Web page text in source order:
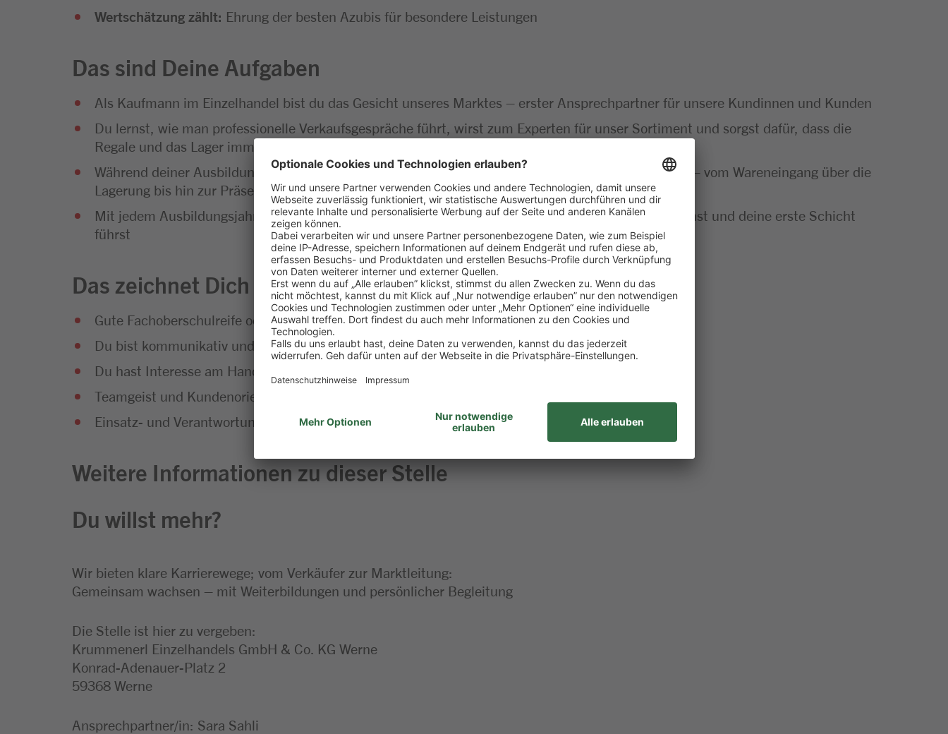
Wertschätzung zählt: Ehrung der besten Azubis für besondere Leistungen
Das sind Deine Aufgaben
Als Kaufmann im Einzelhandel bist du das Gesicht unseres Marktes – erster Ansprechpartner für unsere Kundinnen und Kunden
Du lernst, wie man professionelle Verkaufsgespräche führt, wirst zum Experten für unser Sortiment und sorgst dafür, dass die
Regale und das Lager immer gut gefüllt sind
Während deiner Ausbildung wirst du mit allen wichtigen Einzelhandelsprozessen vertraut gemacht – vom Wareneingang über die
Lagerung bis hin zur Präsentation und dem Verkauf
Mit jedem Ausbildungsjahr wächst deine Verantwortung – bis du schließlich selbst den Einsatz planst und deine erste Schicht
führst
Das zeichnet Dich aus
Gute Fachoberschulreife oder Fachabitur
Du bist kommunikativ und hast Spaß am Umgang mit Menschen
Du hast Interesse am Handel und an Lebensmitteln
Teamgeist und Kundenorientierung gehören für dich einfach dazu
Einsatz- und Verantwortungsbereitschaft bringst du gerne mit
Weitere Informationen zu dieser Stelle
Du willst mehr?
Wir bieten klare Karrierewege; vom Verkäufer zur Marktleitung:
Gemeinsam wachsen – mit Weiterbildungen und persönlicher Begleitung
Die Stelle ist hier zu vergeben:
Krummenerl Einzelhandels GmbH & Co. KG Werne
Konrad-Adenauer-Platz 2
59368 Werne
Ansprechpartner/in: Sara Sahli